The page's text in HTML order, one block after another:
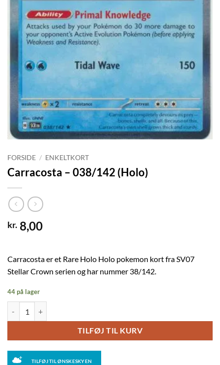
FORSIDE / ENKELTKORT
Carracosta – 038/142 (Holo)
kr. 8,00
Carracosta er et Rare Holo Holo pokemon kort fra SV07
Stellar Crown serien og har nummer 38/142.
44 på lager
TILFØJ TIL KURV
TILFØJ TIL ØNSKESKYEN